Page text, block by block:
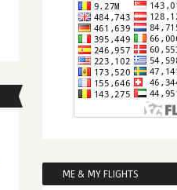
ME & MY FLIGHTS